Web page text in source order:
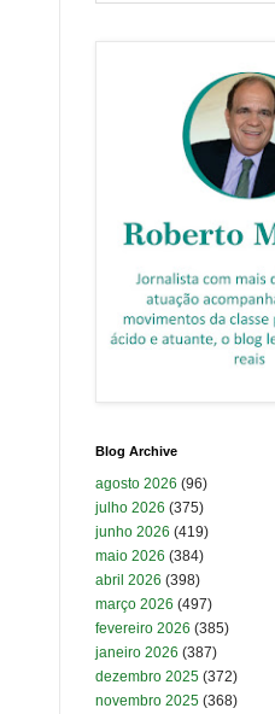
Blog Archive
agosto 2026 (96)
julho 2026 (375)
junho 2026 (419)
maio 2026 (384)
abril 2026 (398)
março 2026 (497)
fevereiro 2026 (385)
janeiro 2026 (387)
dezembro 2025 (372)
novembro 2025 (368)